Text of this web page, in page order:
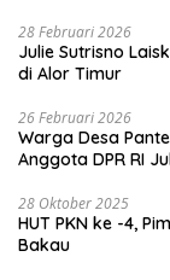
28 Februari 2026
Julie Sutrisno
di Alor Timur
26 Februari 2026
Warga Desa
Anggota DPR RI
28 Oktober 2025
HUT PKN ke -4, Pimcab dan Kader Gelar Bansos, Tanam
Bakau